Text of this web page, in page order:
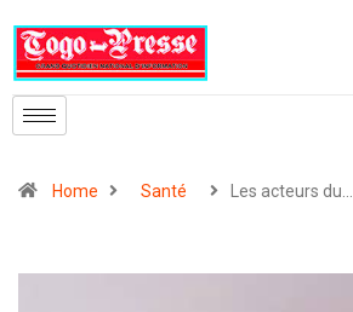
Home Santé Les acteurs du…